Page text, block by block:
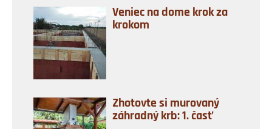
Veniec na dome krok za
krokom
Zhotovte si murovaný
záhradný krb: 1. časť